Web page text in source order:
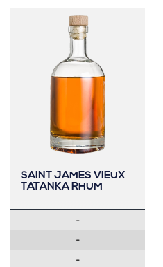
SAINT JAMES VIEUX
TATANKA RHUM
-
-
-